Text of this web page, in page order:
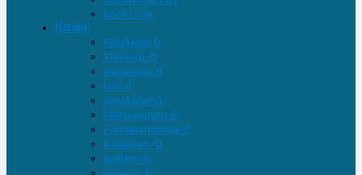
kochi city
Kerala
Palakkad-D
Thrissur-D
wayanadu d
tvm d
ernakulam D
Malappuram-D
Pathanamthitta-D
Kottayam-D
Kollam-D